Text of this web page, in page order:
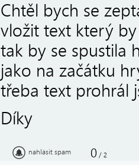
Chtěl bych se
vložit text který
tak by se spustila
jako na začátku
třeba text prohrál
Díky
nahlásit spam 0 / 2